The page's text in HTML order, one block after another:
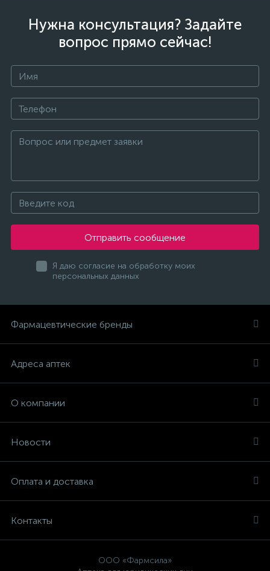
Нужна консультация? Задайте
вопрос прямо сейчас!
Отправить сообщение
Я даю согласие на обработку моих
персональных данных
Фармацевтические бренды
Адреса аптек
О компании
Новости
Оплата и доставка
Контакты
ООО «Фармсила»